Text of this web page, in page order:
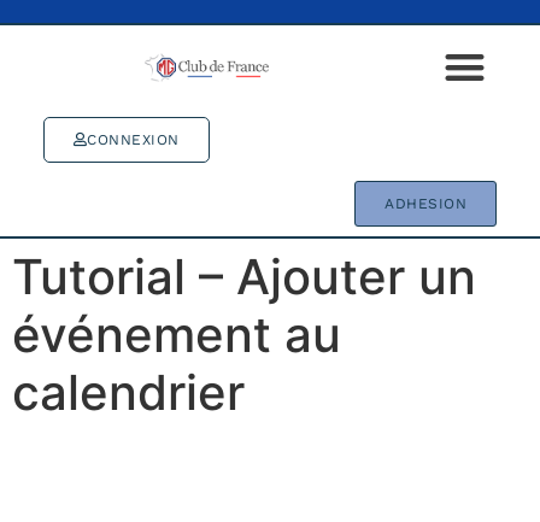
CONNEXION
ADHESION
Tutorial – Ajouter un
événement au
calendrier